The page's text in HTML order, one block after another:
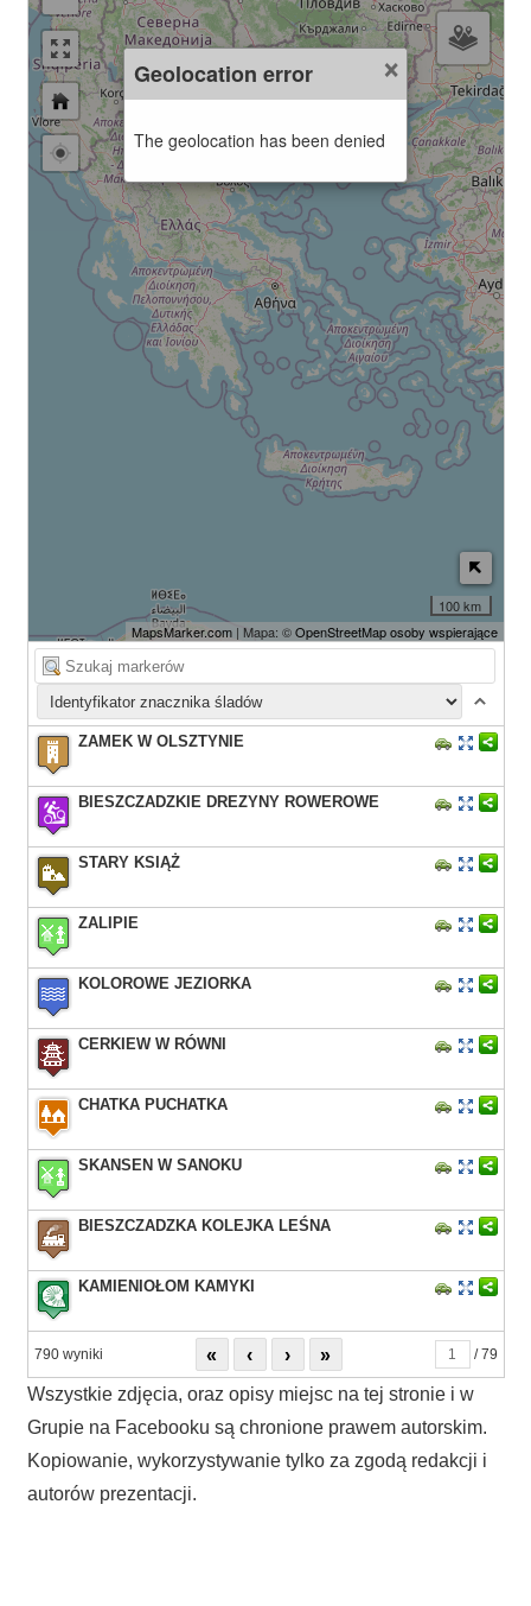
100 km
MapsMarker.com| Mapa: ©OpenStreetMap osoby wspierające
×
Geolocation error
The geolocation has been denied
ZAMEK W OLSZTYNIE
BIESZCZADZKIE DREZYNY ROWEROWE
STARY KSIĄŻ
ZALIPIE
KOLOROWE JEZIORKA
CERKIEW W RÓWNI
CHATKA PUCHATKA
SKANSEN W SANOKU
BIESZCZADZKA KOLEJKA LEŚNA
KAMIENIOŁOM KAMYKI
790 wyniki « ‹ › » / 79
Wszystkie zdjęcia, oraz opisy miejsc na tej stronie i w
Grupie na Facebooku są chronione prawem autorskim.
Kopiowanie, wykorzystywanie tylko za zgodą redakcji i
autorów prezentacji.